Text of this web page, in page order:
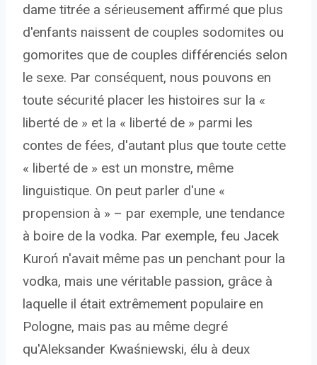
dame titrée a sérieusement affirmé que plus
d'enfants naissent de couples sodomites ou
gomorites que de couples différenciés selon
le sexe. Par conséquent, nous pouvons en
toute sécurité placer les histoires sur la «
liberté de » et la « liberté de » parmi les
contes de fées, d'autant plus que toute cette
« liberté de » est un monstre, même
linguistique. On peut parler d'une «
propension à » – par exemple, une tendance
à boire de la vodka. Par exemple, feu Jacek
Kuroń n'avait même pas un penchant pour la
vodka, mais une véritable passion, grâce à
laquelle il était extrêmement populaire en
Pologne, mais pas au même degré
qu'Aleksander Kwaśniewski, élu à deux